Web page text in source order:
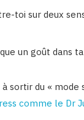
toi sur deux
un goût dans
sortir du «
comme le Dr